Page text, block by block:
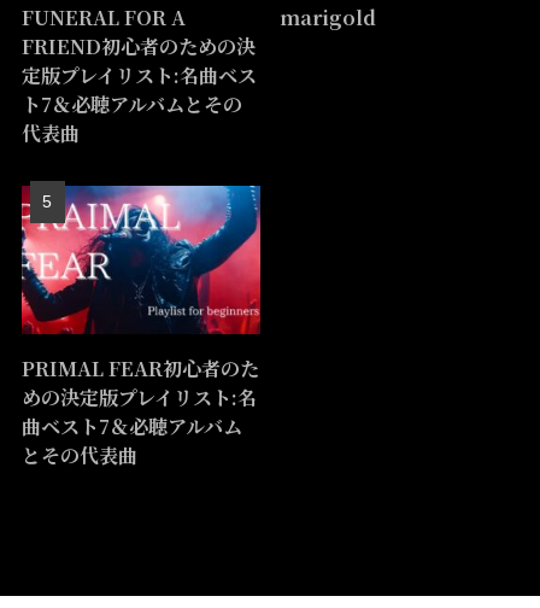
FUNERAL FOR A
FRIEND初心者のための決
定版プレイリスト:名曲ベス
ト7＆必聴アルバムとその
代表曲
marigold
PRIMAL FEAR初心者のた
めの決定版プレイリスト:名
曲ベスト7＆必聴アルバム
とその代表曲